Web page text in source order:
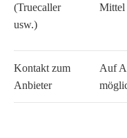
(Truecaller
usw.)
Mittel
Kontakt zum
Anbieter
Auf